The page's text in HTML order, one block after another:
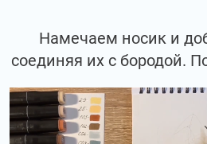
Намечаем носик и
соединяя их с бородой.